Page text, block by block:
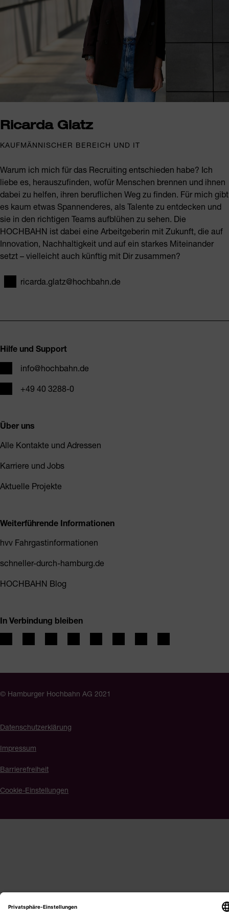
Ricarda Glatz
KAUFMÄNNISCHER BEREICH UND IT
Warum ich mich für das Recruiting entschieden habe? Ich
liebe es, herauszufinden, wofür Menschen brennen und ihnen
dabei zu helfen, ihren beruflichen Weg zu finden. Für mich gibt
es kaum etwas Spannenderes, als Talente zu entdecken und
sie in den richtigen Teams aufblühen zu sehen. Die
HOCHBAHN ist dabei eine Arbeitgeberin mit Zukunft, die auf
Innovation, Nachhaltigkeit und auf ein starkes Miteinander
setzt – vielleicht auch künftig mit Dir zusammen?
E-Mail
ricarda.glatz@hochbahn.de
Hilfe und Support
E-Mailinfo@hochbahn.de
Telefon+49 40 3288-0
Über uns
Alle Kontakte und Adressen
Karriere und Jobs
Aktuelle Projekte
Weiterführende Informationen
hvv Fahrgastinformationen
schneller-durch-hamburg.de
HOCHBAHN Blog
In Verbindung bleiben
© Hamburger Hochbahn AG 2021
Datenschutzerklärung
Impressum
Barrierefreiheit
Cookie-Einstellungen